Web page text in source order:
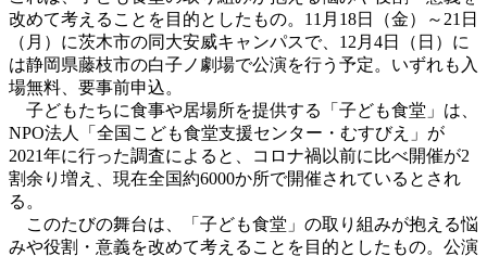
改めて考えることを目的としたもの。11月18日（金）～21日
（月）に茨木市の同大安威キャンパスで、12月4日（日）に
は静岡県藤枝市の白子ノ劇場で公演を行う予定。いずれも入
場無料、要事前申込。
子どもたちに食事や居場所を提供する「子ども食堂」は、
NPO法人「全国こども食堂支援センター・むすびえ」が
2021年に行った調査によると、コロナ禍以前に比べ開催が2
割余り増え、現在全国約6000か所で開催されているとされ
る。
このたびの舞台は、「子ども食堂」の取り組みが抱える悩
みや役割・意義を改めて考えることを目的としたもの。公演